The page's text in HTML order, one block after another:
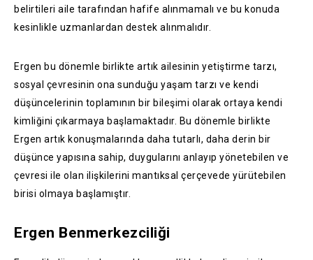
belirtileri aile tarafından hafife alınmamalı ve bu konuda
kesinlikle uzmanlardan destek alınmalıdır.
Ergen bu dönemle birlikte artık ailesinin yetiştirme tarzı,
sosyal çevresinin ona sunduğu yaşam tarzı ve kendi
düşüncelerinin toplamının bir bileşimi olarak ortaya kendi
kimliğini çıkarmaya başlamaktadır. Bu dönemle birlikte
Ergen artık konuşmalarında daha tutarlı, daha derin bir
düşünce yapısına sahip, duygularını anlayıp yönetebilen ve
çevresi ile olan ilişkilerini mantıksal çerçevede yürütebilen
birisi olmaya başlamıştır.
Ergen Benmerkezciliği